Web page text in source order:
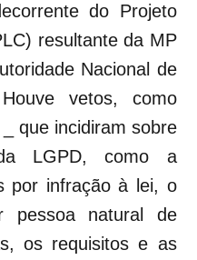
do Projeto
resultante da MP
Nacional de
vetos, como
que incidiram sobre
LGPD, como a
por infração à lei, o
pessoa natural de
os requisitos e as